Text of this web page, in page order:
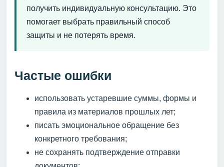
получить индивидуальную консультацию. Это
помогает выбрать правильный способ
защиты и не потерять время.
Частые ошибки
использовать устаревшие суммы, формы и
правила из материалов прошлых лет;
писать эмоциональное обращение без
конкретного требования;
не сохранять подтверждение отправки